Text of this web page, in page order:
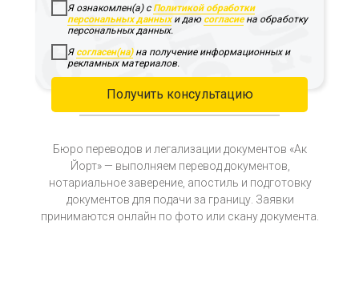
Бюро переводов и легализации документов «Ак
Йорт» — выполняем перевод документов,
нотариальное заверение, апостиль и подготовку
документов для подачи за границу. Заявки
принимаются онлайн по фото или скану документа.
Я ознакомлен(а) сПолитикой обработки
персональных данныхи даю согласиена обработку
персональных данных.
Я согласен(на)на получение информационных и
рекламных материалов.
Получить консультацию